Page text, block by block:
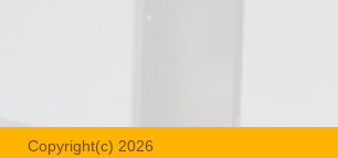
Copyright(c) 2026